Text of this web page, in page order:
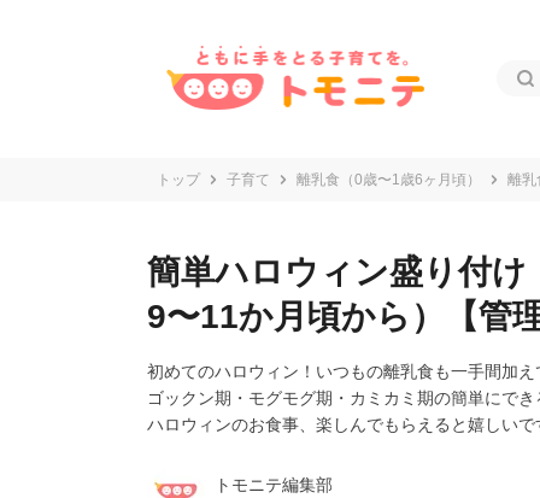
トップ 子育て 離乳食（0歳〜1歳6ヶ月頃） 離乳
簡単ハロウィン盛り付け
9〜11か月頃から）【管
初めてのハロウィン！いつもの離乳食も一手間加
ゴックン期・モグモグ期・カミカミ期の簡単にで
ハロウィンのお食事、楽しんでもらえると嬉しいで
トモニテ編集部